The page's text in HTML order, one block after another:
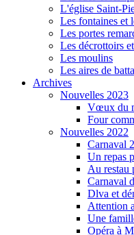
L'église Saint-
Les fontaines et
Les portes
Les décrottoirs
Les moulins
Les aires de
Archives
Nouvelles 2023
Vœux du
Four
Nouvelles 2022
Carnaval
Un repas
Au restau
Carnaval
Dlva et
Attention
Une
Opéra à